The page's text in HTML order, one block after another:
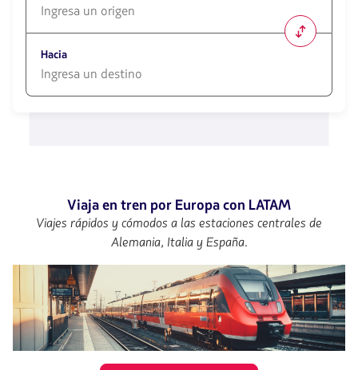
opciones
disponibles.
Usa
las
Hacia
flechas
para
navegar
Viaja en tren por Europa con LATAM
Viajes rápidos y cómodos a las estaciones centrales de
Alemania, Italia y España.